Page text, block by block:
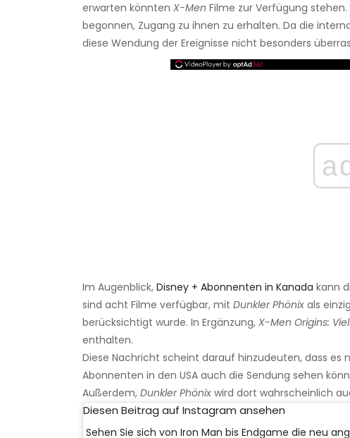
erwarten könnten X-Men Filme zur Verfügung
begonnen, Zugang zu ihnen zu erhalten. Da die
diese Wendung der Ereignisse nicht besonders
Im Augenblick, Disney + Abonnenten in Kanada kann
sind acht Filme verfügbar, mit Dunkler Phönix als
berücksichtigt wurde. In Ergänzung, X-Men Origins:
enthalten.
Diese Nachricht scheint darauf hinzudeuten, dass es
Abonnenten in den USA auch die Sendung sehen
Außerdem, Dunkler Phönix wird dort wahrscheinlich
Diesen Beitrag auf Instagram ansehen
Sehen Sie sich von Iron Man bis Endgame die neu